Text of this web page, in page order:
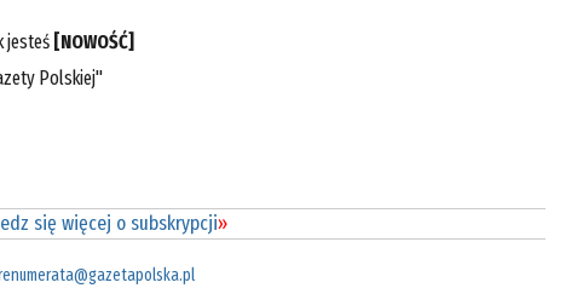
jesteś [NOWOŚĆ]
Polskiej"
się więcej o subskrypcji»